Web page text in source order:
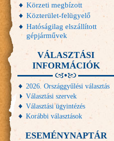
Körzeti megbízott
Közterület-felügyelő
Hatóságilag elszállított
gépjárművek
VÁLASZTÁSI
INFORMÁCIÓK
2026. Országgyűlési választás
Választási szervek
Választási ügyintézés
Korábbi választások
ESEMÉNYNAPTÁR